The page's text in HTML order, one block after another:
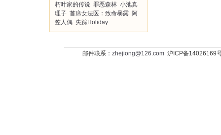
朽叶家的传说 罪恶森林 小池真
理子 首席女法医：致命暴露 阿
笠人偶 失踪Holiday
邮件联系： zhejiong@126.com沪ICP备14026169